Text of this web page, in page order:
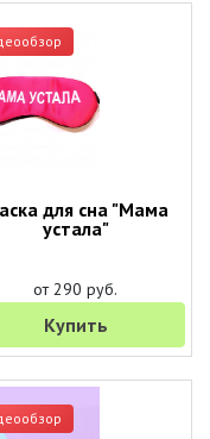
для сна "Мама
устала"
от 290 руб.
Купить